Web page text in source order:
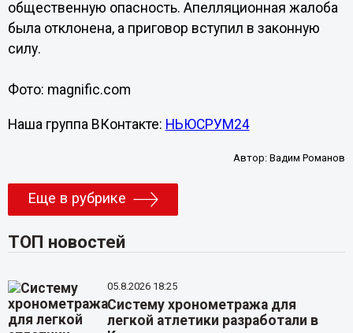
общественную опасность. Апелляционная жалоба
была отклонена, а приговор вступил в законную
силу.
Фото: magnific.com
Наша группа ВКонтакте: НЬЮСРУМ24
Автор:Вадим Романов
Еще в рубрике
ТОП новостей
05.8.2026 18:25
Систему хронометража для
легкой атлетики разработали в